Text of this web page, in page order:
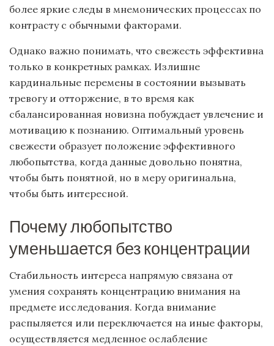
более яркие следы в мнемонических процессах по
контрасту с обычными факторами.
Однако важно понимать, что свежесть эффективна
только в конкретных рамках. Излишне
кардинальные перемены в состоянии вызывать
тревогу и отторжение, в то время как
сбалансированная новизна побуждает увлечение и
мотивацию к познанию. Оптимальный уровень
свежести образует положение эффективного
любопытства, когда данные довольно понятна,
чтобы быть понятной, но в меру оригинальна,
чтобы быть интересной.
Почему любопытство
уменьшается без концентрации
Стабильность интереса напрямую связана от
умения сохранять концентрацию внимания на
предмете исследования. Когда внимание
распыляется или переключается на иные факторы,
осуществляется медленное ослабление